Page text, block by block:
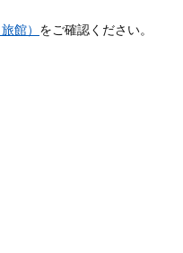
館） をご確認ください。